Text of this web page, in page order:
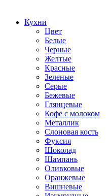
Кухни
Цвет
Белые
Черные
Желтые
Красные
Зеленые
Серые
Бежевые
Глянцевые
Кофе с молоком
Металлик
Слоновая кость
Фуксия
Шоколад
Шампань
Оливковые
Оранжевые
Вишневые